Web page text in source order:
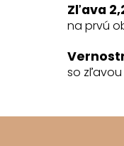
Zľava
na prvú
so zľavou
Z